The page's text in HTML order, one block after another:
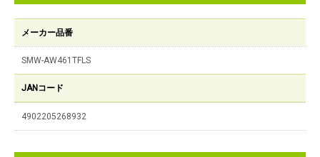
メーカー品番
SMW-AW461TFLS
JANコード
4902205268932